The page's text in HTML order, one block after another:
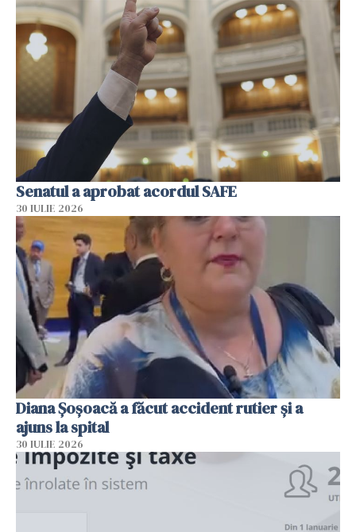
Senatul a aprobat acordul SAFE
30 IULIE 2026
Diana Șoșoacă a făcut accident rutier și a
ajuns la spital
30 IULIE 2026